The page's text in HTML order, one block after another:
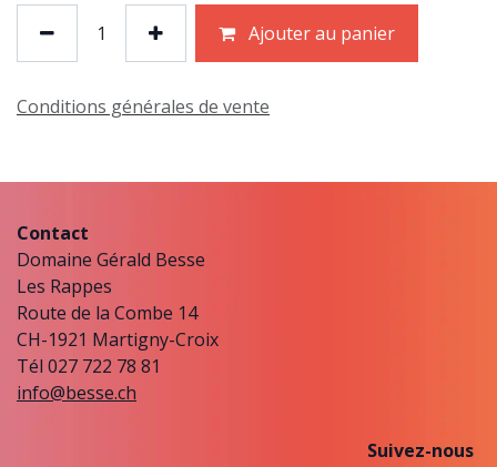
Ajouter au panier
Conditions générales de vente
Contact
Domaine Gérald Besse
Les Rappes
Route de la Combe 14
CH-1921 Martigny-Croix
Tél 027 722 78 81
info@besse.ch
Suivez-nous